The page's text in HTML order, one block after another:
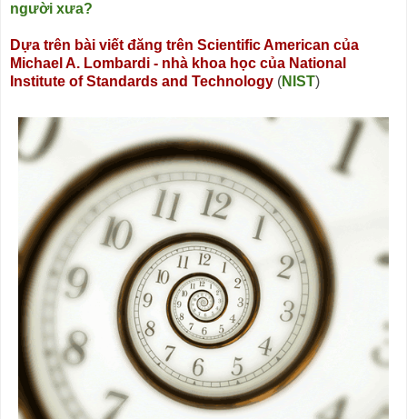
người xưa?
Dựa trên bài viết đăng trên Scientific American của
Michael A. Lombardi - nhà khoa học của National
Institute of Standards and Technology (NIST)